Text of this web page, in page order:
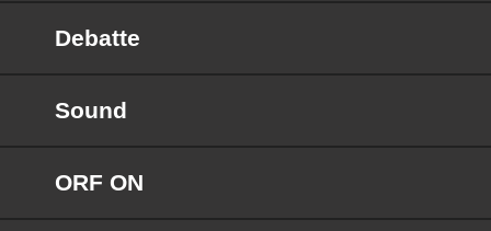
Debatte
Sound
ORF ON